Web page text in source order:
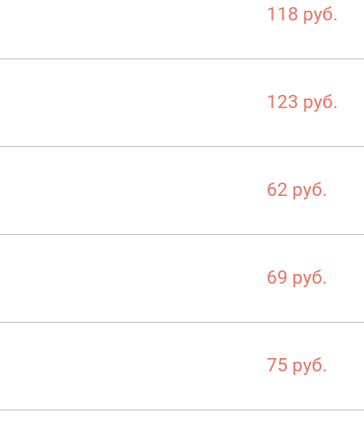
118 руб.
123 руб.
62 руб.
69 руб.
75 руб.